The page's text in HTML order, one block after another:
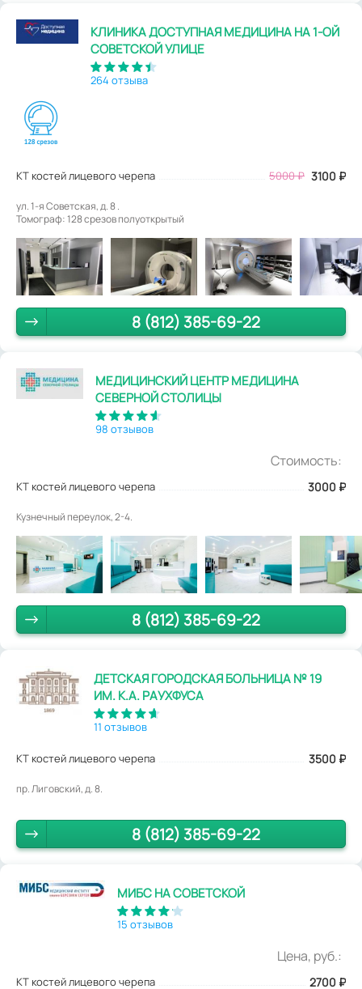
КЛИНИКА ДОСТУПНАЯ МЕДИЦИНА НА 1-ОЙ
СОВЕТСКОЙ УЛИЦЕ
264 отзыва
КТ костей лицевого черепа 5000₽ 3100 ₽
ул. 1-я Советская, д. 8 .
Томограф: 128 срезов полуоткрытый
8 (812) 385-69-22
МЕДИЦИНСКИЙ ЦЕНТР МЕДИЦИНА
СЕВЕРНОЙ СТОЛИЦЫ
98 отзывов
Стоимость:
КТ костей лицевого черепа 3000 ₽
Кузнечный переулок, 2-4.
8 (812) 385-69-22
ДЕТСКАЯ ГОРОДСКАЯ БОЛЬНИЦА № 19
ИМ. К.А. РАУХФУСА
11 отзывов
КТ костей лицевого черепа 3500 ₽
пр. Лиговский, д. 8.
8 (812) 385-69-22
МИБС НА СОВЕТСКОЙ
15 отзывов
Цена, руб.:
КТ костей лицевого черепа 2700 ₽